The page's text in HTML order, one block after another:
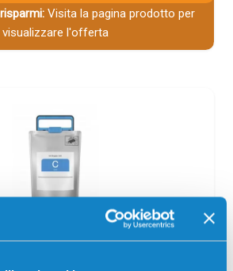
Visita la pagina prodotto per
visualizzare l'offerta